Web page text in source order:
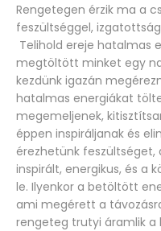
Rengetegen érzik ma a
feszültséggel,
Telihold ereje hatalmas
megtöltött minket egy
kezdünk igazán
hatalmas energiákat
megemeljenek,
éppen inspiráljanak és
érezhetünk feszültséget,
inspirált, energikus, és a
le. Ilyenkor a betöltött
ami megérett a
rengeteg trutyi áramlik a